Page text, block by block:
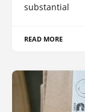
substantial
READ MORE